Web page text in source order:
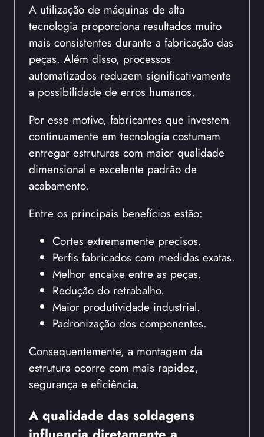
A utilização de máquinas de alta
tecnologia proporciona resultados muito
mais consistentes durante a fabricação das
peças. Além disso, processos
automatizados reduzem significativamente
a possibilidade de erros humanos.
Por esse motivo, fabricantes que investem
continuamente em tecnologia costumam
entregar estruturas com maior qualidade
dimensional e excelente padrão de
acabamento.
Entre os principais benefícios estão:
Cortes extremamente precisos.
Perfis fabricados com medidas exatas.
Melhor encaixe entre as peças.
Redução do retrabalho.
Maior produtividade industrial.
Padronização dos componentes.
Consequentemente, a montagem da
estrutura ocorre com mais rapidez,
segurança e eficiência.
A qualidade das soldagens